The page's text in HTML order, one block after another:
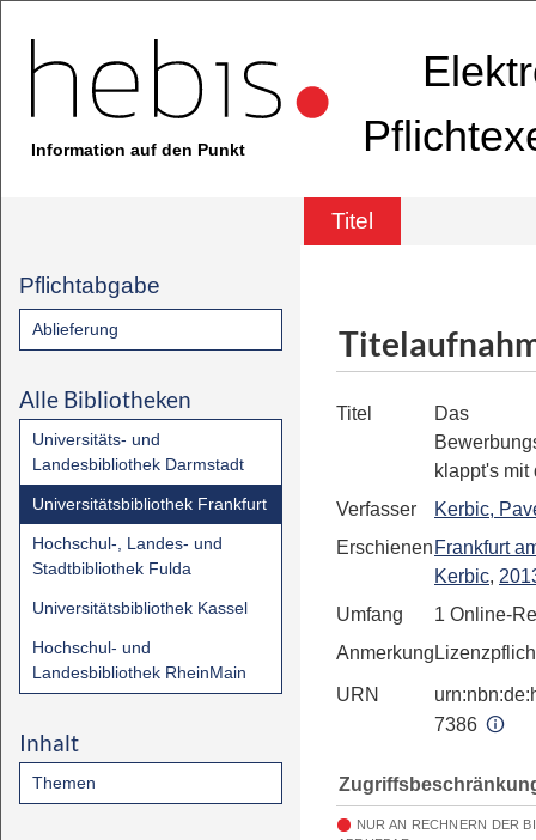
Information auf den Punkt
Titel
Pflichtabgabe
Ablieferung
Alle Bibliotheken
Universitäts- und
Landesbibliothek Darmstadt
Universitätsbibliothek Frankfurt
Hochschul-, Landes- und
Stadtbibliothek Fulda
Universitätsbibliothek Kassel
Hochschul- und
Landesbibliothek RheinMain
Inhalt
Themen
Titel
Das
klappt's mit
Verfasser
Kerbic,
Erschienen Frankfurt
Kerbic,
Umfang
1 Online-
Anmerkung
URN
7386
NUR AN RECHNERN DER